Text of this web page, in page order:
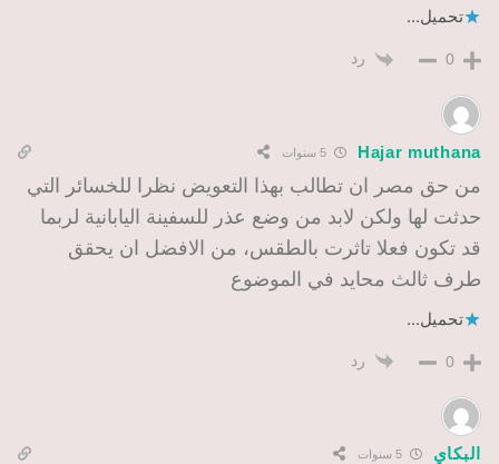
تحميل...
0 رد
Hajar muthana 5 سنوات
من حق مصر ان تطالب بهذا التعويض نظرا للخسائر التي
حدثت لها ولكن لابد من وضع عذر للسفينة اليابانية لربما
قد تكون فعلا تاثرت بالطقس، من الافضل ان يحقق
طرف ثالث محايد في الموضوع
تحميل...
0 رد
البكاي 5 سنوات